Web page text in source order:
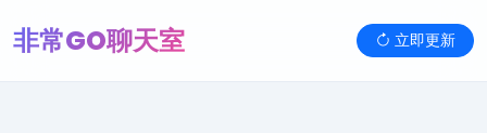
非常GO聊天室 立即更新